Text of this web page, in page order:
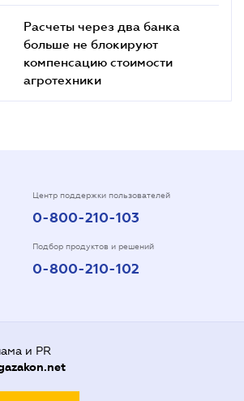
Расчеты через два банка
больше не блокируют
компенсацию стоимости
агротехники
Центр поддержки пользователей
0-800-210-103
Подбор продуктов и решений
0-800-210-102
и PR